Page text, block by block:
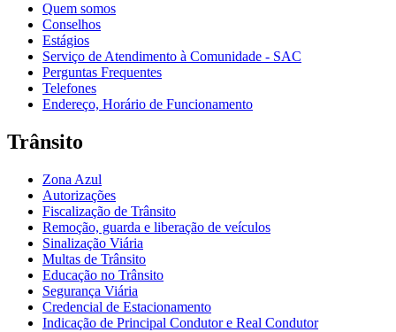
Quem somos
Conselhos
Estágios
Serviço de Atendimento à Comunidade - SAC
Perguntas Frequentes
Telefones
Endereço, Horário de Funcionamento
Trânsito
Zona Azul
Autorizações
Fiscalização de Trânsito
Remoção, guarda e liberação de veículos
Sinalização Viária
Multas de Trânsito
Educação no Trânsito
Segurança Viária
Credencial de Estacionamento
Indicação de Principal Condutor e Real Condutor